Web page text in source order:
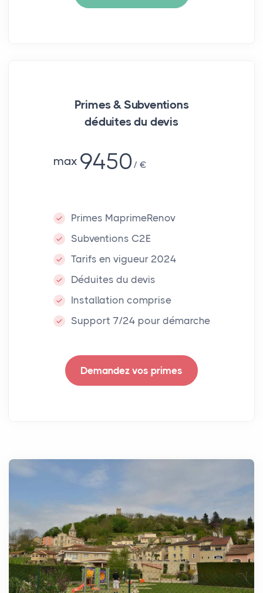
Primes & Subventions
déduites du devis
max 9450 €
Primes MaprimeRenov
Subventions C2E
Tarifs en vigueur 2024
Déduites du devis
Installation comprise
Support 7/24 pour démarche
Demandez vos primes